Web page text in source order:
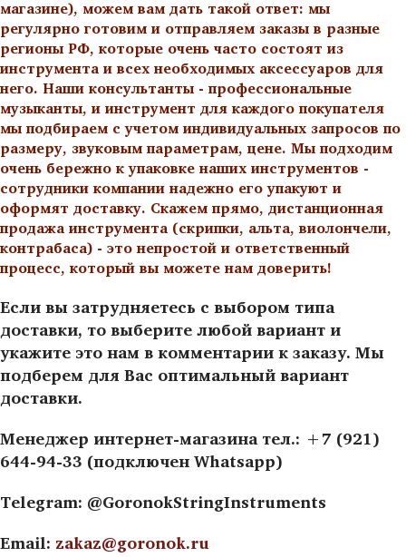
магазине), можем вам дать такой ответ: мы
регулярно готовим и отправляем заказы в разные
регионы РФ, которые очень часто состоят из
инструмента и всех необходимых аксессуаров для
него. Наши консультанты - профессиональные
музыканты, и инструмент для каждого покупателя
мы подбираем с учетом индивидуальных запросов по
размеру, звуковым параметрам, цене. Мы подходим
очень бережно к упаковке наших инструментов -
сотрудники компании надежно его упакуют и
оформят доставку. Скажем прямо, дистанционная
продажа инструмента (скрипки, альта, виолончели,
контрабаса) - это непростой и ответственный
процесс, который вы можете нам доверить!
Если вы затрудняетесь с выбором типа
доставки, то выберите любой вариант и
укажите это нам в комментарии к заказу. Мы
подберем для Вас оптимальный вариант
доставки.
Менеджер интернет-магазина тел.: +7 (921)
644-94-33 (подключен Whatsapp)
Telegram: @GoronokStringInstruments
Email: zakaz@goronok.ru